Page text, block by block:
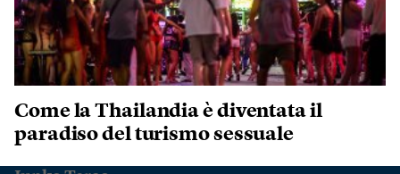
Come la Thailandia è diventata il
paradiso del turismo sessuale